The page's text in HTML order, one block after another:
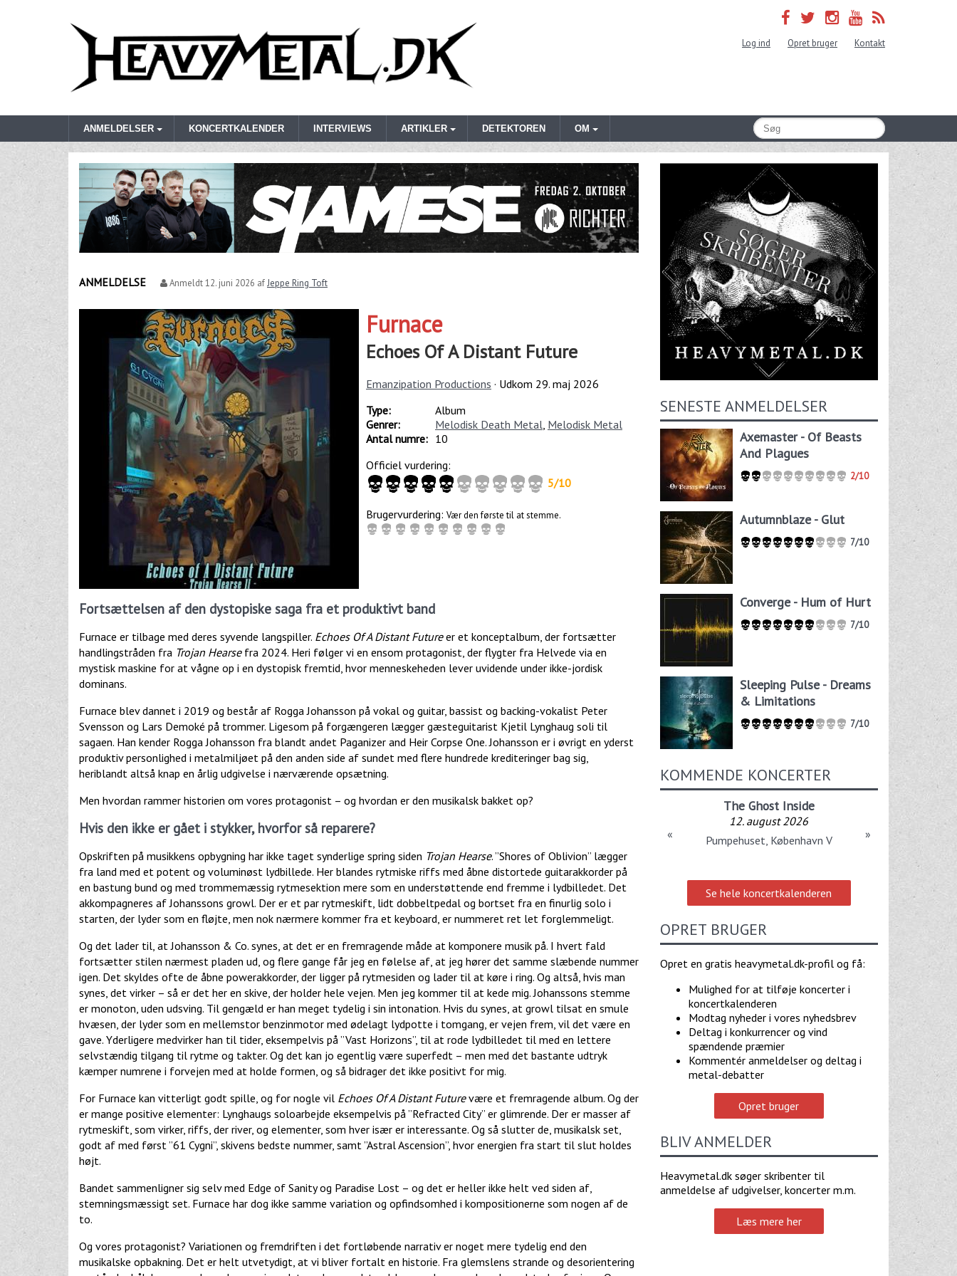
Log ind Opret bruger Kontakt
ANMELDELSER KONCERTKALENDER INTERVIEWS ARTIKLER DETEKTOREN OM
ANMELDELSE Anmeldt12. juni 2026 afJeppe Ring Toft
Furnace
Echoes Of A Distant Future
Emanzipation Productions · Udkom 29. maj 2026
Type:
Album
Genrer:
Melodisk Death Metal, Melodisk Metal
Antal numre: 10
Officiel vurdering:
5/10
Brugervurdering: Vær den første til at stemme.
Fortsættelsen af den dystopiske saga fra et produktivt band
Furnace er tilbage med deres syvende langspiller. Echoes Of A Distant Futureer et konceptalbum, der fortsætter
handlingstråden fra Trojan Hearsefra 2024. Heri følger vi en ensom protagonist, der flygter fra Helvede via en
mystisk maskine for at vågne op i en dystopisk fremtid, hvor menneskeheden lever uvidende under ikke-jordisk
dominans.
Furnace blev dannet i 2019 og består af Rogga Johansson på vokal og guitar, bassist og backing-vokalist Peter
Svensson og Lars Demoké på trommer. Ligesom på forgængeren lægger gæsteguitarist Kjetil Lynghaug soli til
sagaen. Han kender Rogga Johansson fra blandt andet Paganizer and Heir Corpse One. Johansson er i øvrigt en yderst
produktiv personlighed i metalmiljøet på den anden side af sundet med flere hundrede krediteringer bag sig,
heriblandt altså knap en årlig udgivelse i nærværende opsætning.
Men hvordan rammer historien om vores protagonist – og hvordan er den musikalsk bakket op?
Hvis den ikke er gået i stykker, hvorfor så reparere?
Opskriften på musikkens opbygning har ikke taget synderlige spring siden Trojan Hearse. ”Shores of Oblivion” lægger
fra land med et potent og voluminøst lydbillede. Her blandes rytmiske riffs med åbne distortede guitarakkorder på
en bastung bund og med trommemæssig rytmesektion mere som en understøttende end fremme i lydbilledet. Det
akkompagneres af Johanssons growl. Der er et par rytmeskift, lidt dobbeltpedal og bortset fra en finurlig solo i
starten, der lyder som en fløjte, men nok nærmere kommer fra et keyboard, er nummeret ret let forglemmeligt.
Og det lader til, at Johansson & Co. synes, at det er en fremragende måde at komponere musik på. I hvert fald
fortsætter stilen nærmest pladen ud, og flere gange får jeg en følelse af, at jeg hører det samme slæbende nummer
igen. Det skyldes ofte de åbne powerakkorder, der ligger på rytmesiden og lader til at køre i ring. Og altså, hvis man
synes, det virker – så er det her en skive, der holder hele vejen. Men jeg kommer til at kede mig. Johanssons stemme
er monoton, uden udsving. Til gengæld er han meget tydelig i sin intonation. Hvis du synes, at growl tilsat en smule
hvæsen, der lyder som en mellemstor benzinmotor med ødelagt lydpotte i tomgang, er vejen frem, vil det være en
gave. Yderligere medvirker han til tider, eksempelvis på ”Vast Horizons”, til at rode lydbilledet til med en lettere
selvstændig tilgang til rytme og takter. Og det kan jo egentlig være superfedt – men med det bastante udtryk
kæmper numrene i forvejen med at holde formen, og så bidrager det ikke positivt for mig.
For Furnace kan vitterligt godt spille, og for nogle vil Echoes Of A Distant Futurevære et fremragende album. Og der
er mange positive elementer: Lynghaugs soloarbejde eksempelvis på ”Refracted City” er glimrende. Der er masser af
rytmeskift, som virker, riffs, der river, og elementer, som hver især er interessante. Og så slutter de, musikalsk set,
godt af med først ”61 Cygni”, skivens bedste nummer, samt ”Astral Ascension”, hvor energien fra start til slut holdes
højt.
Bandet sammenligner sig selv med Edge of Sanity og Paradise Lost – og det er heller ikke helt ved siden af,
stemningsmæssigt set. Furnace har dog ikke samme variation og opfindsomhed i kompositionerne som nogen af de
to.
Og vores protagonist? Variationen og fremdriften i det fortløbende narrativ er noget mere tydelig end den
musikalske opbakning. Det er helt utvetydigt, at vi bliver fortalt en historie. Fra glemslens strande og desorientering
SENESTE ANMELDELSER
Axemaster - Of Beasts
And Plagues
2/10
Autumnblaze - Glut
7/10
Converge - Hum of Hurt
7/10
Sleeping Pulse - Dreams
& Limitations
7/10
KOMMENDE KONCERTER
The Ghost Inside
12. august 2026
Pumpehuset, København V
« »
Se hele koncertkalenderen
OPRET BRUGER
Opret en gratis heavymetal.dk-profil og få:
Mulighed for at tilføje koncerter i
koncertkalenderen
Modtag nyheder i vores nyhedsbrev
Deltag i konkurrencer og vind
spændende præmier
Kommentér anmeldelser og deltag i
metal-debatter
Opret bruger
BLIV ANMELDER
Heavymetal.dk søger skribenter til
anmeldelse af udgivelser, koncerter m.m.
Læs mere her